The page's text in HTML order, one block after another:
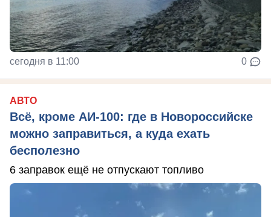
сегодня в 11:00 0
АВТО
Всё, кроме АИ-100: где в Новороссийске
можно заправиться, а куда ехать
бесполезно
6 заправок ещё не отпускают топливо